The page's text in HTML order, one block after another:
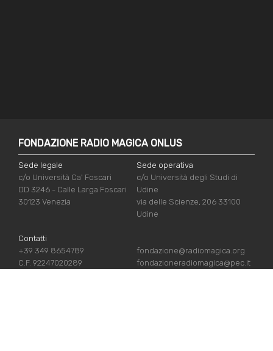
FONDAZIONE RADIO MAGICA ONLUS
Sede legale
c/o Università Ca' Foscari
DD 3246 - Calle Larga Foscari
30123 Venezia
Sede operativa
c/o Università degli Studi di
Udine
via delle Scienze, 206 33100
Udine
Contatti
+39 349 8654789
C.F. 92247020289
fondazione@radiomagica.org
fondazioneradiomagica@pec.it